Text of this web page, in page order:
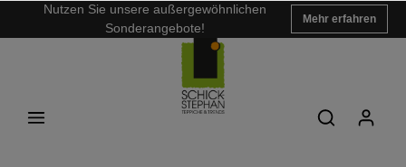
Nutzen Sie unsere außergewöhnlichen
Sonderangebote!
Mehr erfahren